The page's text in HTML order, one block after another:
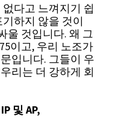
다고 느껴지기 쉽
하지 않을 것이
울 것입니다. 왜 그
이고, 우리 노조가
입니다. 그들이 우
리는 더 강하게 회
및 AP,